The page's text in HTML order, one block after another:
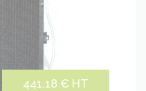
441,18 € HT